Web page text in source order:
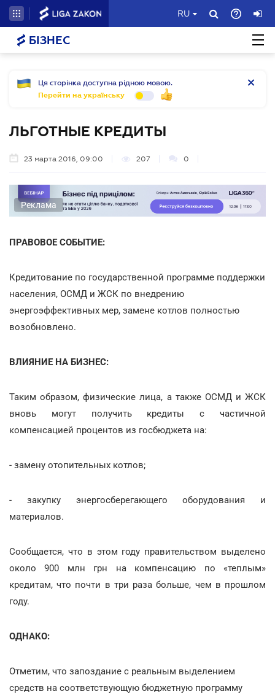
RU
БІЗНЕС
Ця сторінка доступна рідною мовою.
Перейти на українську
ЛЬГОТНЫЕ КРЕДИТЫ
23 марта 2016, 09:00 207 0
Реклама
ПРАВОВОЕ СОБЫТИЕ:
Кредитование по государственной программе поддержки
населения, ОСМД и ЖСК по внедрению
энергоэффективных мер, замене котлов полностью
возобновлено.
ВЛИЯНИЕ НА БИЗНЕС:
Таким образом, физические лица, а также ОСМД и ЖСК
вновь могут получить кредиты с частичной
компенсацией процентов из госбюджета на:
- замену отопительных котлов;
- закупку энергосберегающего оборудования и
материалов.
Сообщается, что в этом году правительством выделено
около 900 млн грн на компенсацию по «теплым»
кредитам, что почти в три раза больше, чем в прошлом
году.
ОДНАКО:
Отметим, что запоздание с реальным выделением
средств на соответствующую бюджетную программу